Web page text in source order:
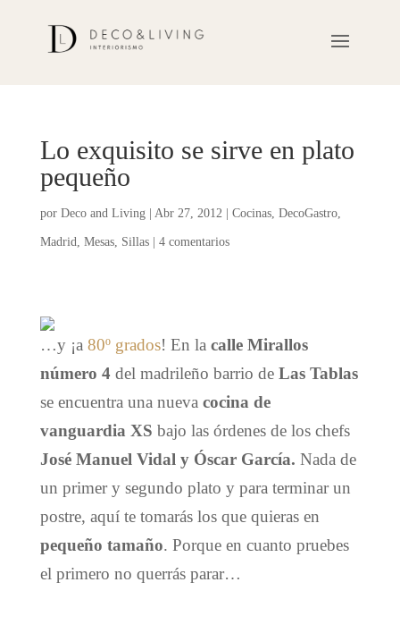
Lo exquisito se sirve en plato
pequeño
por Deco and Living| Abr 27, 2012 | Cocinas, DecoGastro,
Madrid Mesas, Sillas| 4 comentarios
…y ¡a 80º grados! En la calle Mirallos
número 4 del madrileño barrio de Las Tablas
se encuentra una nueva cocina de
vanguardia XS bajo las órdenes de los chefs
José Manuel Vidal y Óscar García. Nada de
un primer y segundo plato y para terminar un
postre, aquí te tomarás los que quieras en
pequeño tamaño. Porque en cuanto pruebes
el primero no querrás parar…